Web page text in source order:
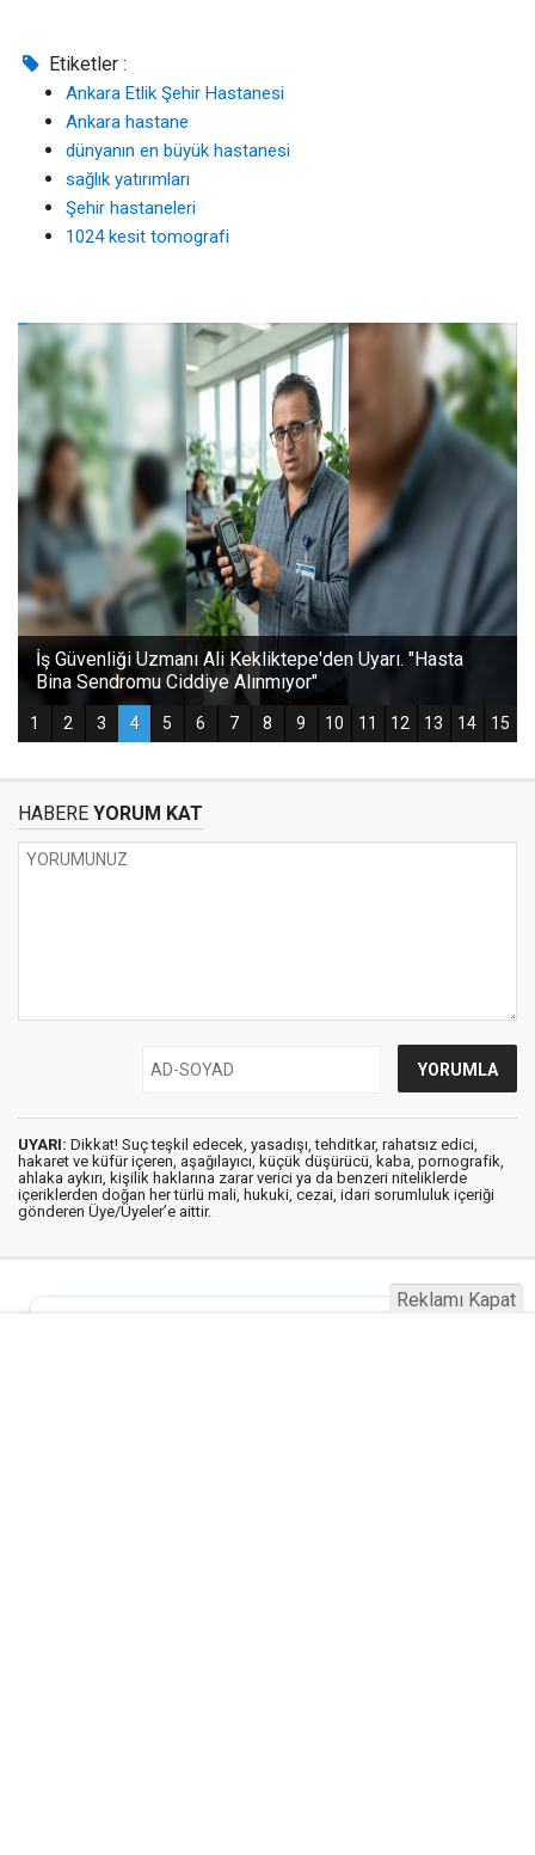
Etiketler :
Ankara Etlik Şehir Hastanesi
Ankara hastane
dünyanın en büyük hastanesi
sağlık yatırımları
Şehir hastaneleri
1024 kesit tomografi
HABERE YORUM KAT
UYARI: Dikkat! Suç teşkil edecek, yasadışı, tehditkar, rahatsız edici,
hakaret ve küfür içeren, aşağılayıcı, küçük düşürücü, kaba, pornografik,
ahlaka aykırı, kişilik haklarına zarar verici ya da benzeri niteliklerde
içeriklerden doğan her türlü mali, hukuki, cezai, idari sorumluluk içeriği
gönderen Üye/Üyeler’e aittir.
Reklamı Kapat